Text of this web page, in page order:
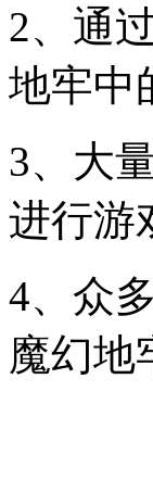
2、通
地牢中
3、大
进行游
4、众
魔幻地